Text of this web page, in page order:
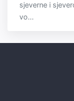
sjeverne i
vo...